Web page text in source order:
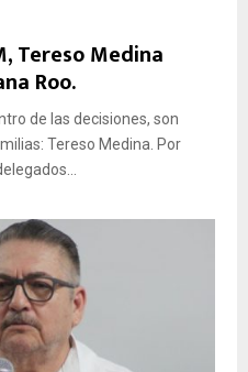
Tereso Medina
Roo.
de las decisiones, son
Tereso Medina. Por